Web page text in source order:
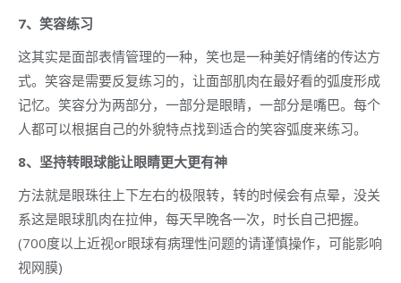
7、笑容练习
这其实是面部表情管理的一种，笑也是一种美好情绪的传达方
式。笑容是需要反复练习的，让面部肌肉在最好看的弧度形成
记忆。笑容分为两部分，一部分是眼睛，一部分是嘴巴。每个
人都可以根据自己的外貌特点找到适合的笑容弧度来练习。
8、坚持转眼球能让眼睛更大更有神
方法就是眼珠往上下左右的极限转，转的时候会有点晕，没关
系这是眼球肌肉在拉伸，每天早晚各一次，时长自己把握。
(700度以上近视or眼球有病理性问题的请谨慎操作，可能影响
视网膜)